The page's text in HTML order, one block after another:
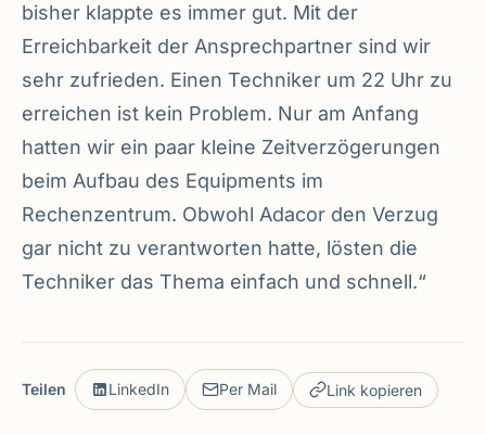
bisher klappte es immer gut. Mit der
Erreichbarkeit der Ansprechpartner sind wir
sehr zufrieden. Einen Techniker um 22 Uhr zu
erreichen ist kein Problem. Nur am Anfang
hatten wir ein paar kleine Zeitverzögerungen
beim Aufbau des Equipments im
Rechenzentrum. Obwohl Adacor den Verzug
gar nicht zu verantworten hatte, lösten die
Techniker das Thema einfach und schnell.“
Teilen LinkedIn Per Mail Link kopieren